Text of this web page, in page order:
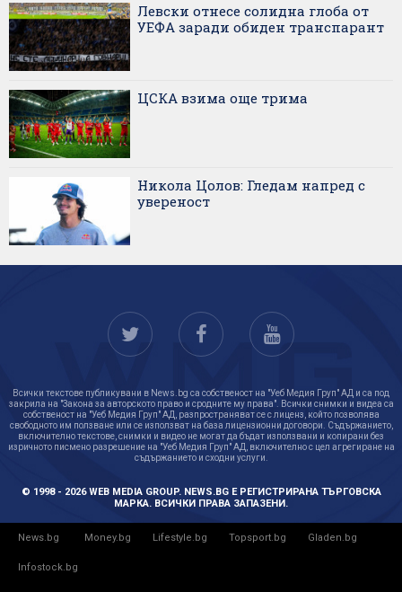
Левски отнесе солидна глоба от
УЕФА заради обиден транспарант
ЦСКА взима още трима
Никола Цолов: Гледам напред с
увереност
Всички текстове публикувани в News.bg са собственост на "Уеб Медия Груп" АД и са под
закрила на "Закона за авторското право и сродните му права". Всички снимки и видеа са
собственост на "Уеб Медия Груп" АД, разпространяват се с лиценз, който позволява
свободното им ползване или се използват на база лицензионни договори. Съдържанието,
включително текстове, снимки и видео не могат да бъдат използвани и копирани без
изричното писмено разрешение на "Уеб Медия Груп" АД, включително с цел агрегиране на
съдържанието и сходни услуги.
© 1998 - 2026 WEB MEDIA GROUP. NEWS.BG Е РЕГИСТРИРАНА ТЪРГОВСКА
МАРКА. ВСИЧКИ ПРАВА ЗАПАЗЕНИ.
News.bg Money.bg Lifestyle.bg Topsport.bg Gladen.bg
Infostock.bg